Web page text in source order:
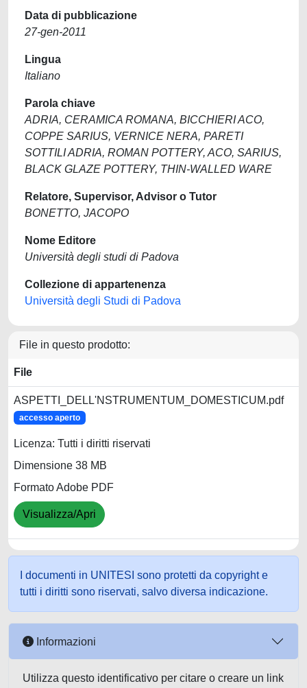
Data di pubblicazione
27-gen-2011
Lingua
Italiano
Parola chiave
ADRIA, CERAMICA ROMANA, BICCHIERI ACO,
COPPE SARIUS, VERNICE NERA, PARETI
SOTTILI ADRIA, ROMAN POTTERY, ACO, SARIUS,
BLACK GLAZE POTTERY, THIN-WALLED WARE
Relatore, Supervisor, Advisor o Tutor
BONETTO, JACOPO
Nome Editore
Università degli studi di Padova
Collezione di appartenenza
Università degli Studi di Padova
File in questo prodotto:
File
ASPETTI_DELL'NSTRUMENTUM_DOMESTICUM.pdf
accesso aperto
Licenza: Tutti i diritti riservati
Dimensione 38 MB
Formato Adobe PDF
Visualizza/Apri
I documenti in UNITESI sono protetti da copyright e
tutti i diritti sono riservati, salvo diversa indicazione.
Informazioni
Utilizza questo identificativo per citare o creare un link